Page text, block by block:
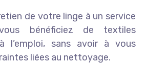
de votre linge à un service
bénéficiez de textiles
l’emploi, sans avoir à vous
liées au nettoyage.